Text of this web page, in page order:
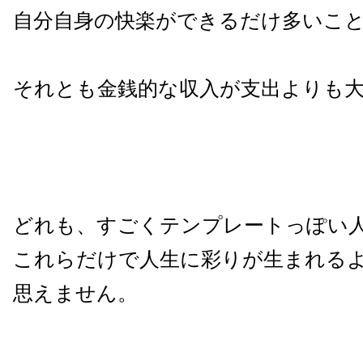
自分自身の快楽ができるだけ多いこ
それとも金銭的な収入が支出よりも
どれも、すごくテンプレートっぽい
これらだけで人生に彩りが生まれる
思えません。